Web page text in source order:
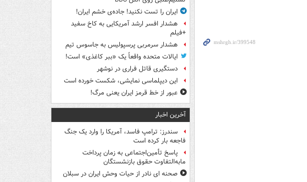
ایران را تست نکنید! جاده‌ی خشم ایران!
هشدار افسر ارشد آمریکایی به کاخ سفید
+فیلم
هشدار سرمربی پرسپولیس به جاسوس تیم
ایالات متحده واقعاً یک «ببر کاغذی» است!
دستگیری قاتل فراری در نوشهر
این دیپلماسی نمایشی، شکست خورده است
عبور از خط قرمز ایران یعنی مرگ!
آخرین اخبار
سندرز: ترامپ فاسد، آمریکا را وارد یک جنگ
فاجعه بار کرده است
پاسخ تأمین‌اجتماعی به زمان پرداخت
مابه‌التفاوت حقوق بازنشستگان
صحنه ای نادر از حیات وحش ایران در سبلان